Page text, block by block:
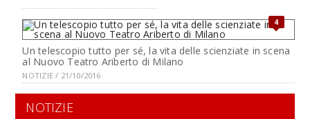
4
Un telescopio tutto per sé, la vita delle scienziate in scena
al Nuovo Teatro Ariberto di Milano
NOTIZIE / 21/10/2016
NOTIZIE